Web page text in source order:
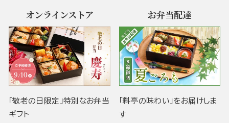
オンラインストア
「敬老の日限定」特別なお弁当
ギフト
お弁当配達
「料亭の味わい」をお届けしま
す